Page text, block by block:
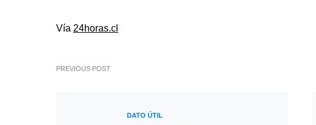
Vía 24horas.cl
PREVIOUS POST
DATO ÚTIL